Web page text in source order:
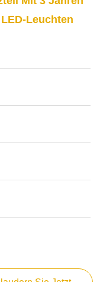
Leuchten